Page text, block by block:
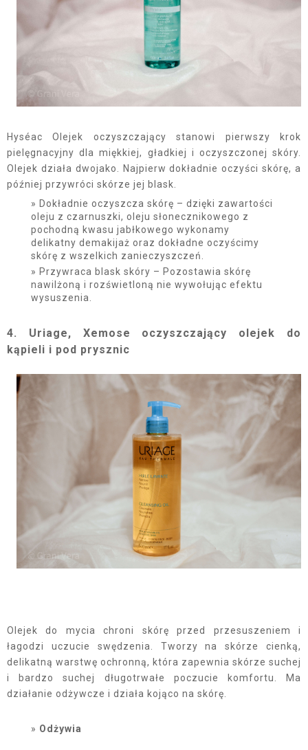
Hyséac Olejek oczyszczający stanowi pierwszy krok
pielęgnacyjny dla miękkiej, gładkiej i oczyszczonej skóry.
Olejek działa dwojako. Najpierw dokładnie oczyści skórę, a
później przywróci skórze jej blask.
Dokładnie oczyszcza skórę – dzięki zawartości
oleju z czarnuszki, oleju słonecznikowego z
pochodną kwasu jabłkowego wykonamy
delikatny demakijaż oraz dokładne oczyścimy
skórę z wszelkich zanieczyszczeń.
Przywraca blask skóry – Pozostawia skórę
nawilżoną i rozświetloną nie wywołując efektu
wysuszenia.
4. Uriage, Xemose oczyszczający olejek do
kąpieli i pod prysznic
Olejek do mycia chroni skórę przed przesuszeniem i
łagodzi uczucie swędzenia. Tworzy na skórze cienką,
delikatną warstwę ochronną, która zapewnia skórze suchej
i bardzo suchej długotrwałe poczucie komfortu. Ma
działanie odżywcze i działa kojąco na skórę.
Odżywia